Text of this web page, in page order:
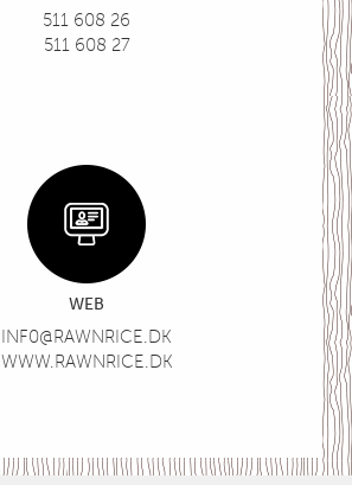
511 608 26
511 608 27
WEB
INF0@RAWNRICE.DK
WWW.RAWNRICE.DK